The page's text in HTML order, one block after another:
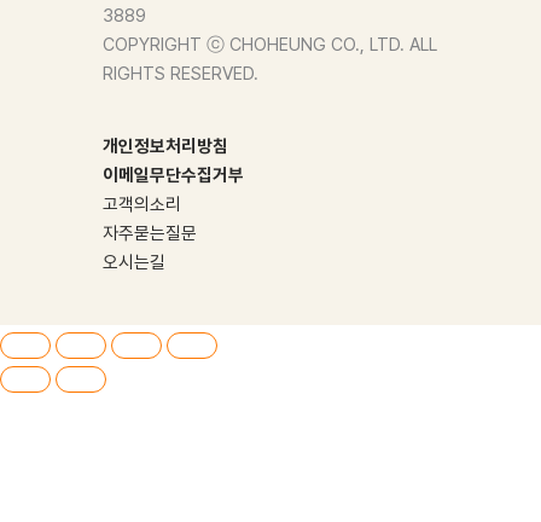
3889
COPYRIGHT ⓒ CHOHEUNG CO., LTD. ALL
RIGHTS RESERVED.
개인정보처리방침
이메일무단수집거부
고객의소리
자주묻는질문
오시는길